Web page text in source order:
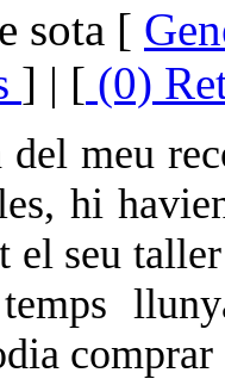
sota [
] | [ (0)
meu
hi
el seu